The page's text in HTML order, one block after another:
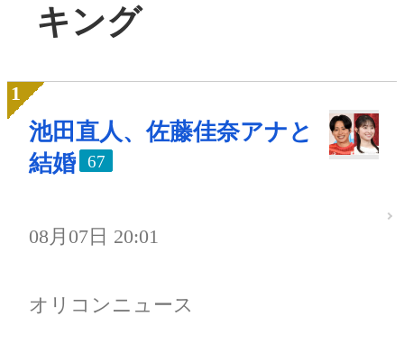
キング
池田直人、佐藤佳奈アナと
結婚
67
08月07日 20:01
オリコンニュース